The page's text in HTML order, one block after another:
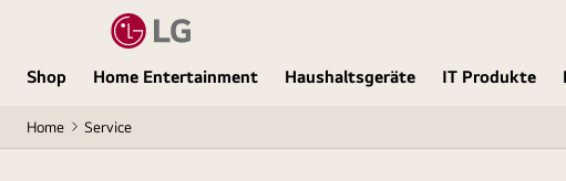
Shop Home Entertainment Haushaltsgeräte IT Produkte
Home Service